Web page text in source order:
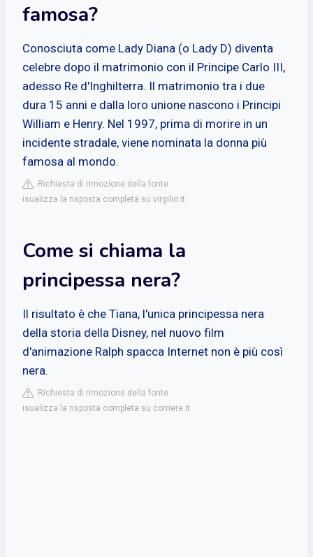
famosa?
Conosciuta come Lady Diana (o Lady D) diventa
celebre dopo il matrimonio con il Principe Carlo III,
adesso Re d'Inghilterra. Il matrimonio tra i due
dura 15 anni e dalla loro unione nascono i Principi
William e Henry. Nel 1997, prima di morire in un
incidente stradale, viene nominata la donna più
famosa al mondo.
Richiesta di rimozione della fonte
isualizza la risposta completa su virgilio.it
Come si chiama la
principessa nera?
Il risultato è che Tiana, l'unica principessa nera
della storia della Disney, nel nuovo film
d'animazione Ralph spacca Internet non è più così
nera.
Richiesta di rimozione della fonte
isualizza la risposta completa su corriere.it